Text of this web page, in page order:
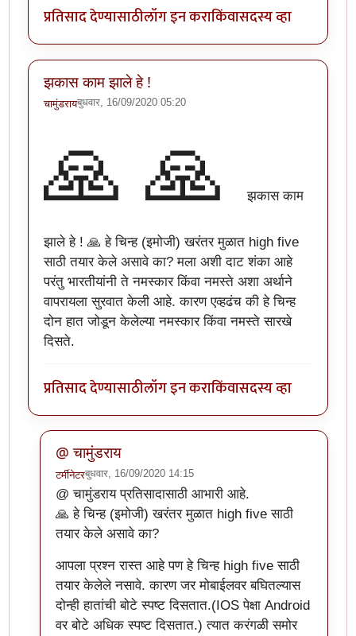
प्रतिसाद देण्यासाठीलॉग इन कराकिंवासदस्य व्हा
झकास काम झाले हे !
चामुंडरायबुधवार, 16/09/2020 05:20
🙏 🙏झकास काम
झाले हे ! 🙏 हे चिन्ह (इमोजी) खरंतर मुळात high five
साठी तयार केले असावे का? मला अशी दाट शंका आहे
परंतु भारतीयांनी ते नमस्कार किंवा नमस्ते अशा अर्थाने
वापरायला सुरवात केली आहे. कारण एव्हढंच की हे चिन्ह
दोन हात जोडून केलेल्या नमस्कार किंवा नमस्ते सारखे
दिसते.
प्रतिसाद देण्यासाठीलॉग इन कराकिंवासदस्य व्हा
@ चामुंडराय
टर्मीनेटरबुधवार, 16/09/2020 14:15
In reply toझकास काम झाले हे !byचामुंडराय
@ चामुंडराय प्रतिसादासाठी आभारी आहे.
🙏 हे चिन्ह (इमोजी) खरंतर मुळात high five साठी
तयार केले असावे का?
आपला प्रश्न रास्त आहे पण हे चिन्ह high five साठी
तयार केलेले नसावे. कारण जर मोबाईलवर बघितल्यास
दोन्ही हातांची बोटे स्पष्ट दिसतात.(IOS पेक्षा Android
वर बोटे अधिक स्पष्ट दिसतात.) त्यात करंगळी समोर